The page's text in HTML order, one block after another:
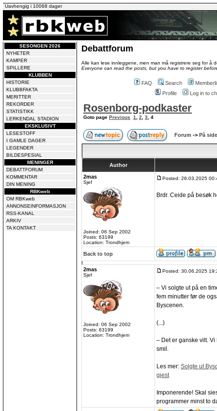
Uavhengig i 10068 dager
SESONGEN 2026
NYHETER
KAMPER
SPILLERE
KLUBBEN
HISTORIE
KLUBBFAKTA
MERITTER
REKORDER
STATISTIKK
LERKENDAL STADION
EKSKLUSIVT
LESESTOFF
I GAMLE DAGER
LEGENDER
BILDESPESIAL
MENINGER
DEBATTFORUM
KOMMENTAR
DIN MENING
RBKweb
OM RBKweb
ANNONSEINFORMASJON
RSS-KANAL
ARKIV
TA KONTAKT
Debattforum
Alle kan lese innleggene, men man må registrere seg for å
Everyone can read the posts, but you have to register
FAQ Search
Profile
Log in to
Rosenborg-podkaster
Goto page Previous 1 2 3 4
Forum -> På
Author
2mas
Sjef
Joined: 06 Sep 2002
Posts: 63199
Location: Trondhjem
Posted: 26.03.2025
Brdr. Ceide på besøk
Back to top
2mas
Sjef
Joined: 06 Sep 2002
Posts: 63199
Location: Trondhjem
Posted: 30.06.2025
– Vi solgte ut på en
fem minutter før de
Byscenen.
(...)
– Det er ganske vilt.
smil.
Les mer: Solgte ut
gjest
Imponerende! Skal
programmer minst to